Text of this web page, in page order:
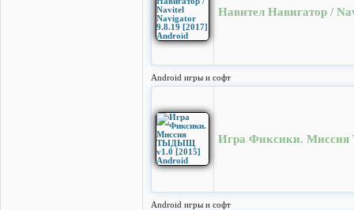
Навител Навигатор /
Android игры и софт
Игра Фиксики.
Android игры и софт